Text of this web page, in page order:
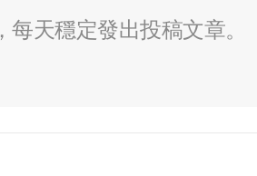
天穩定發出投稿文章。